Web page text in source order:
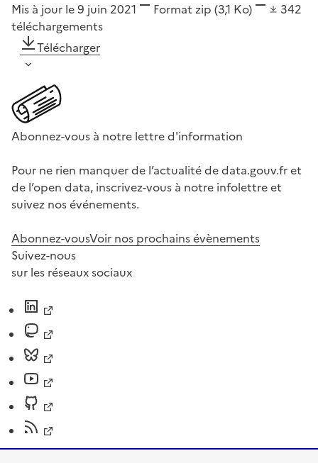
Mis à jour le 9 juin 2021 Format zip (3,1 Ko)
342
téléchargements
Télécharger
Abonnez-vous à notre lettre d'information
Pour ne rien manquer de l’actualité de data.gouv.fr et
de l’open data, inscrivez-vous à notre infolettre et
suivez nos événements.
Abonnez-vousVoir nos prochains évènements
Suivez-nous
sur les réseaux sociaux